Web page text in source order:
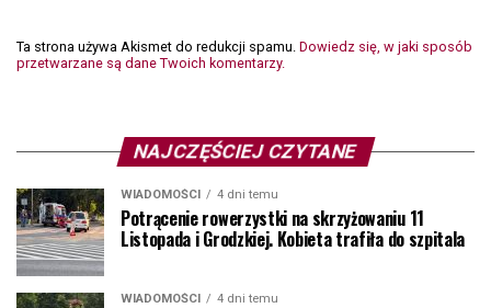
Ta strona używa Akismet do redukcji spamu. Dowiedz się, w jaki sposób
przetwarzane są dane Twoich komentarzy.
NAJCZĘŚCIEJ CZYTANE
WIADOMOŚCI 4 dni temu
Potrącenie rowerzystki na skrzyżowaniu 11
Listopada i Grodzkiej. Kobieta trafiła do szpitala
WIADOMOŚCI 4 dni temu